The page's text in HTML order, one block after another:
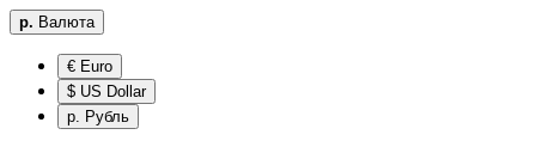
р. Валюта
€ Euro
$ US Dollar
р. Рубль